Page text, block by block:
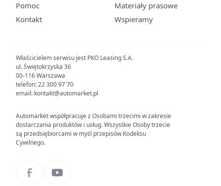
Właścicielem serwisu jest PKO Leasing S.A.
ul. Świętokrzyska 36
00-116 Warszawa
telefon: 22 300 97 70
email: kontakt@automarket.pl
Automarket współpracuje z Osobami trzecimi w zakresie
dostarczania produktów i usług. Wszystkie Osoby trzecie
są przedsiębiorcami w myśl przepisów Kodeksu
Cywilnego.
Pomoc
Kontakt
Materiały prasowe
Wspieramy